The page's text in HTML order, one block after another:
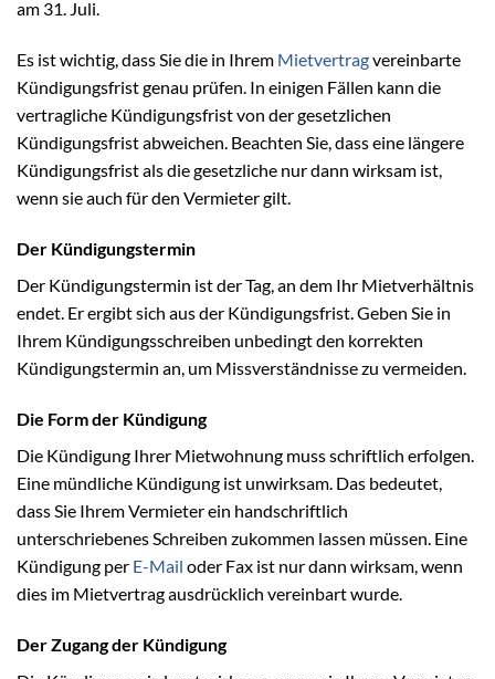
am 31. Juli.
Es ist wichtig, dass Sie die in Ihrem Mietvertragvereinbarte
Kündigungsfrist genau prüfen. In einigen Fällen kann die
vertragliche Kündigungsfrist von der gesetzlichen
Kündigungsfrist abweichen. Beachten Sie, dass eine längere
Kündigungsfrist als die gesetzliche nur dann wirksam ist,
wenn sie auch für den Vermieter gilt.
Der Kündigungstermin
Der Kündigungstermin ist der Tag, an dem Ihr Mietverhältnis
endet. Er ergibt sich aus der Kündigungsfrist. Geben Sie in
Ihrem Kündigungsschreiben unbedingt den korrekten
Kündigungstermin an, um Missverständnisse zu vermeiden.
Die Form der Kündigung
Die Kündigung Ihrer Mietwohnung muss schriftlich erfolgen.
Eine mündliche Kündigung ist unwirksam. Das bedeutet,
dass Sie Ihrem Vermieter ein handschriftlich
unterschriebenes Schreiben zukommen lassen müssen. Eine
Kündigung per E-Mail oder Fax ist nur dann wirksam, wenn
dies im Mietvertrag ausdrücklich vereinbart wurde.
Der Zugang der Kündigung